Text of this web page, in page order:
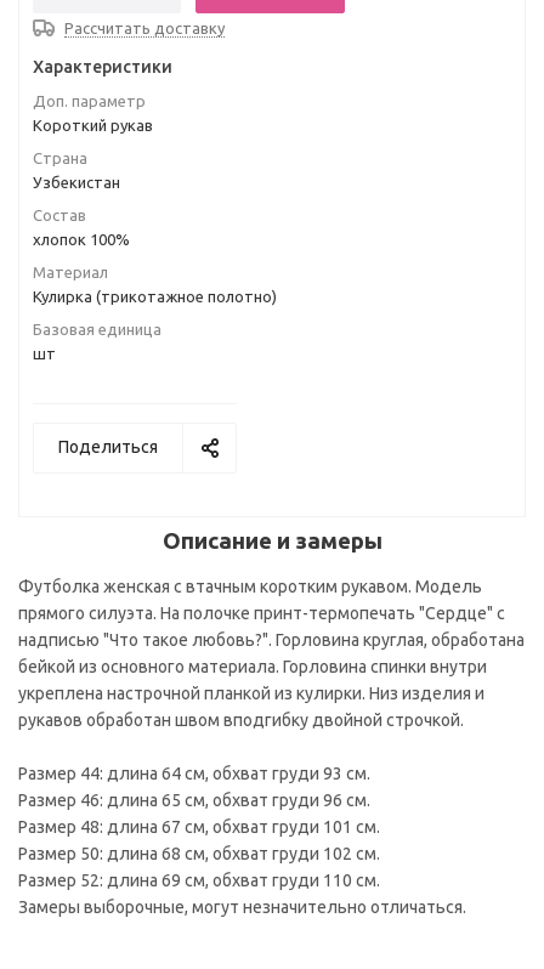
Рассчитать доставку
Характеристики
Доп. параметр
Короткий рукав
Страна
Узбекистан
Состав
хлопок 100%
Материал
Кулирка (трикотажное полотно)
Базовая единица
шт
Поделиться
Описание и замеры
Футболка женская с втачным коротким рукавом. Модель
прямого силуэта. На полочке принт-термопечать "Cердце" с
надписью "Что такое любовь?". Горловина круглая, обработана
бейкой из основного материала. Горловина спинки внутри
укреплена настрочной планкой из кулирки. Низ изделия и
рукавов обработан швом вподгибку двойной строчкой.
Размер 44: длина 64 см, обхват груди 93 см.
Размер 46: длина 65 см, обхват груди 96 см.
Размер 48: длина 67 см, обхват груди 101 см.
Размер 50: длина 68 см, обхват груди 102 см.
Размер 52: длина 69 см, обхват груди 110 см.
Замеры выборочные, могут незначительно отличаться.